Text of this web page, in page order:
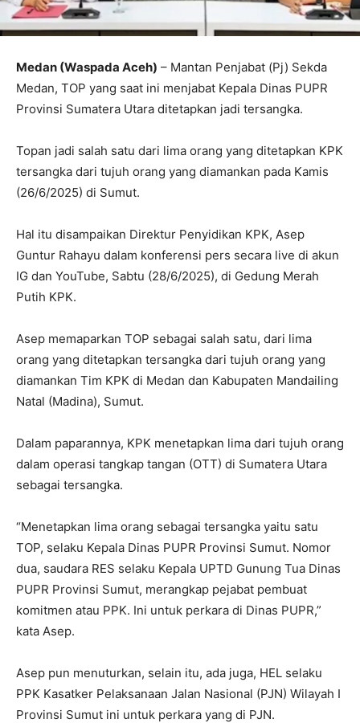
Medan (Waspada Aceh) – Mantan Penjabat (Pj) Sekda
Medan, TOP yang saat ini menjabat Kepala Dinas PUPR
Provinsi Sumatera Utara ditetapkan jadi tersangka.
Topan jadi salah satu dari lima orang yang ditetapkan KPK
tersangka dari tujuh orang yang diamankan pada Kamis
(26/6/2025) di Sumut.
Hal itu disampaikan Direktur Penyidikan KPK, Asep
Guntur Rahayu dalam konferensi pers secara live di akun
IG dan YouTube, Sabtu (28/6/2025), di Gedung Merah
Putih KPK.
Asep memaparkan TOP sebagai salah satu, dari lima
orang yang ditetapkan tersangka dari tujuh orang yang
diamankan Tim KPK di Medan dan Kabupaten Mandailing
Natal (Madina), Sumut.
Dalam paparannya, KPK menetapkan lima dari tujuh orang
dalam operasi tangkap tangan (OTT) di Sumatera Utara
sebagai tersangka.
“Menetapkan lima orang sebagai tersangka yaitu satu
TOP, selaku Kepala Dinas PUPR Provinsi Sumut. Nomor
dua, saudara RES selaku Kepala UPTD Gunung Tua Dinas
PUPR Provinsi Sumut, merangkap pejabat pembuat
komitmen atau PPK. Ini untuk perkara di Dinas PUPR,”
kata Asep.
Asep pun menuturkan, selain itu, ada juga, HEL selaku
PPK Kasatker Pelaksanaan Jalan Nasional (PJN) Wilayah I
Provinsi Sumut ini untuk perkara yang di PJN.